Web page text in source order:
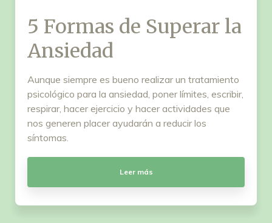
5 Formas de Superar la
Ansiedad
Aunque siempre es bueno realizar un tratamiento
psicológico para la ansiedad, poner límites, escribir,
respirar, hacer ejercicio y hacer actividades que
nos generen placer ayudarán a reducir los
síntomas.
Leer más